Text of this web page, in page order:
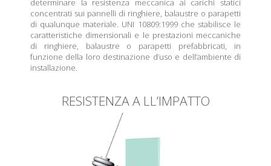
determinare la resistenza meccanica ai carichi statici
concentrati sui pannelli di ringhiere, balaustre o parapetti
di qualunque materiale. UNI 10809:1999 che stabilisce le
caratteristiche dimensionali e le prestazioni meccaniche
di ringhiere, balaustre o parapetti prefabbricati, in
funzione della loro destinazione d’uso e dell’ambiente di
installazione.
RESISTENZA A LL’IMPATTO